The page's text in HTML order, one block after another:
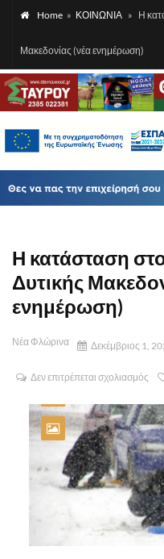
Home » ΚΟΙΝΩΝΙΑ » Η
Μακεδονίας (νέα ενημέρωση)
Η κατάσταση
Δυτικής
ενημέρωση)
Νέα Φλώρινα Δεκέμβριος 1,
Δεν επιτρέπεται σχολιασμός